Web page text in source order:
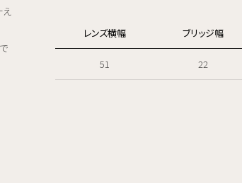
レンズ横幅 ブリッジ幅
51 22